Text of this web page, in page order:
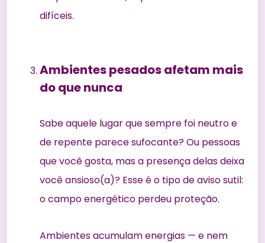
difíceis.
Ambientes pesados afetam mais
do que nunca
Sabe aquele lugar que sempre foi neutro e
de repente parece sufocante? Ou pessoas
que você gosta, mas a presença delas deixa
você ansioso(a)? Esse é o tipo de aviso sutil:
o campo energético perdeu proteção.
Ambientes acumulam energias — e nem